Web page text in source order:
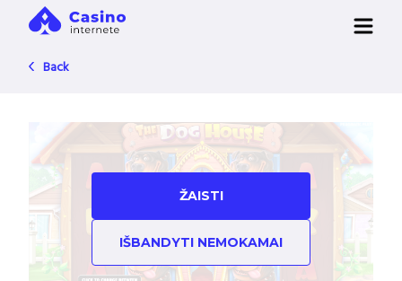
Back
ŽAISTI
IŠBANDYTI NEMOKAMAI